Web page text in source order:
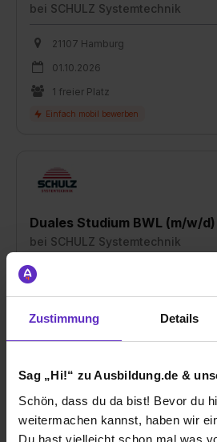
Zustimmung Details
Sag „Hi!“ zu Ausbildung.de &
Schön, dass du da bist! Bevor du
weitermachen kannst, haben wir
Du hast vielleicht schon mal was
bei SCHULZ Systemtechnik
21107 Hamburg
01.10.2026
1 freier Platz
Duales Studium BWL (m/w/d)
bei SCHULZ Systemtechnik
01.10.2026
1 freier Platz